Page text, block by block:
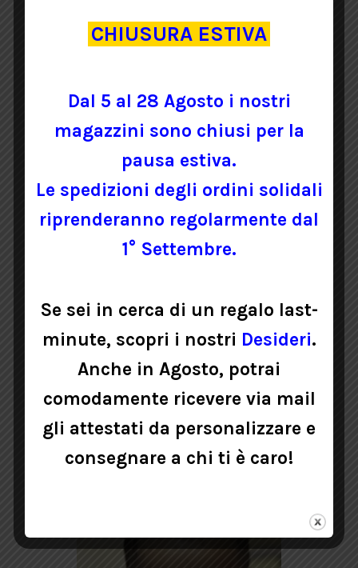
30,00€
AGGIUNGI AL CARRELLO
CORSO DI CUCITO PER RAGAZZE
25,00€
AGGIUNGI AL CARRELLO
CHIUSURA ESTIVA
Dal 5 al 28 Agosto i nostri
magazzini sono chiusi per la
pausa estiva.
Le spedizioni degli ordini solidali
riprenderanno regolarmente dal
1° Settembre.
Se sei in cerca di un regalo last-
minute, scopri i nostri Desideri.
Anche in Agosto, potrai
comodamente ricevere via mail
gli attestati da personalizzare e
consegnare a chi ti è caro!